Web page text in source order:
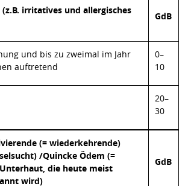
irritatives und allergisches
GdB
und bis zu zweimal im Jahr
auftretend
0–
10
20–
30
(= wiederkehrende)
/Quincke Ödem (=
die heute meist
wird)
GdB